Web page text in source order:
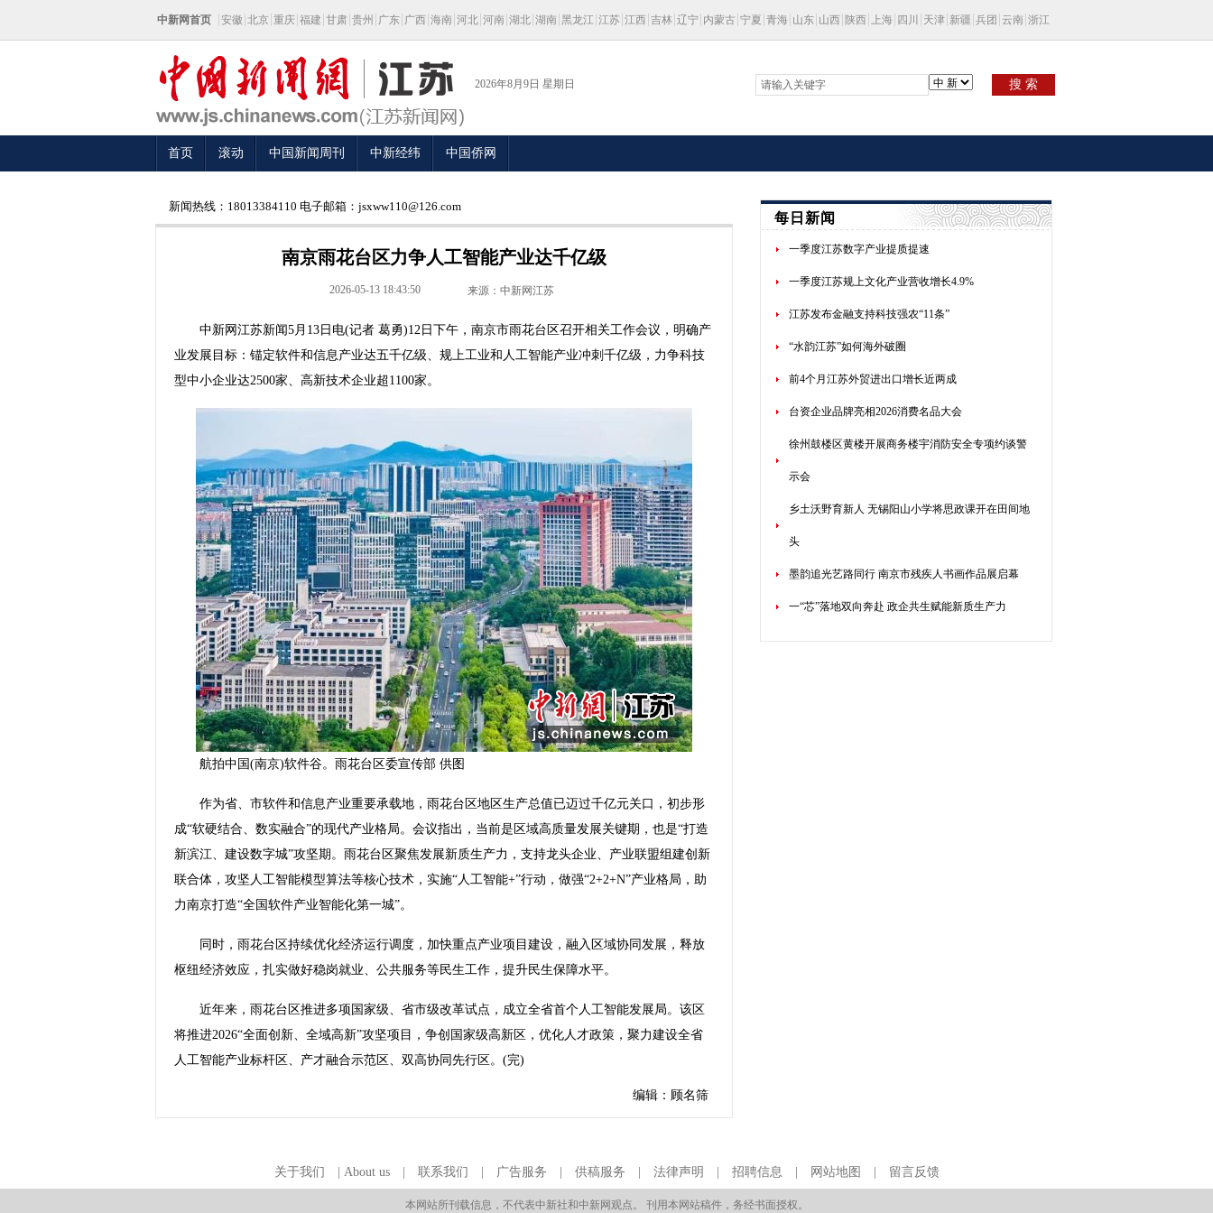
中新网首页 安徽 北京 重庆 福建 甘肃 贵州 广东 广西 海南 河北 河南 湖北 湖南 黑龙江 江苏 江西 吉林 辽宁 内蒙古 宁夏 青海 山东 山西 陕西 上海 四川 天津 新疆 兵团 云南 浙江
2026年8月9日 星期日 搜 索
首页 滚动 中国新闻周刊 中新经纬 中国侨网
新闻热线：18013384110 电子邮箱：jsxww110@126.com
南京雨花台区力争人工智能产业达千亿级
2026-05-13 18:43:50 来源：中新网江苏
中新网江苏新闻5月13日电(记者 葛勇)12日下午，南京市雨花台区召开相关工作会议，明确产
业发展目标：锚定软件和信息产业达五千亿级、规上工业和人工智能产业冲刺千亿级，力争科技
型中小企业达2500家、高新技术企业超1100家。
航拍中国(南京)软件谷。雨花台区委宣传部 供图
作为省、市软件和信息产业重要承载地，雨花台区地区生产总值已迈过千亿元关口，初步形
成“软硬结合、数实融合”的现代产业格局。会议指出，当前是区域高质量发展关键期，也是“打造
新滨江、建设数字城”攻坚期。雨花台区聚焦发展新质生产力，支持龙头企业、产业联盟组建创新
联合体，攻坚人工智能模型算法等核心技术，实施“人工智能+”行动，做强“2+2+N”产业格局，助
力南京打造“全国软件产业智能化第一城”。
同时，雨花台区持续优化经济运行调度，加快重点产业项目建设，融入区域协同发展，释放
枢纽经济效应，扎实做好稳岗就业、公共服务等民生工作，提升民生保障水平。
近年来，雨花台区推进多项国家级、省市级改革试点，成立全省首个人工智能发展局。该区
将推进2026“全面创新、全域高新”攻坚项目，争创国家级高新区，优化人才政策，聚力建设全省
人工智能产业标杆区、产才融合示范区、双高协同先行区。(完)
编辑：顾名筛
每日新闻
一季度江苏数字产业提质提速
一季度江苏规上文化产业营收增长4.9%
江苏发布金融支持科技强农“11条”
“水韵江苏”如何海外破圈
前4个月江苏外贸进出口增长近两成
台资企业品牌亮相2026消费名品大会
徐州鼓楼区黄楼开展商务楼宇消防安全专项约谈警
示会
乡土沃野育新人 无锡阳山小学将思政课开在田间地
头
墨韵追光艺路同行 南京市残疾人书画作品展启幕
一“芯”落地双向奔赴 政企共生赋能新质生产力
关于我们 About us| 联系我们 广告服务 供稿服务 法律声明 招聘信息 网站地图 留言反馈
本网站所刊载信息，不代表中新社和中新网观点。 刊用本网站稿件，务经书面授权。